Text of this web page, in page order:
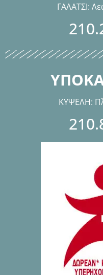
ΓΑΛΑΤΣΙ:
ΚΥΨΕΛΗ: